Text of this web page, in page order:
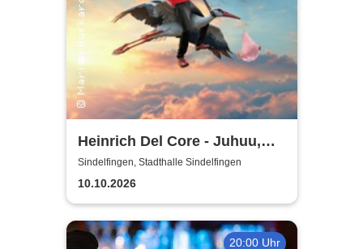
Heinrich Del Core - Juhuu,
meine Frau wird Oma
Sindelfingen, Stadthalle Sindelfingen
10.10.2026
20:00 Uhr